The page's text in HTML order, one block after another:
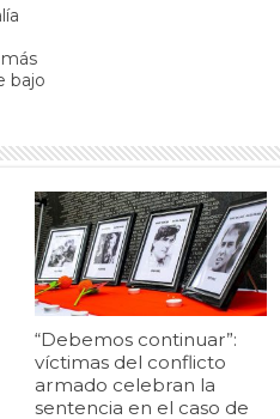
bajo
“Debemos continuar”:
víctimas del conflicto
armado celebran la
sentencia en el caso de